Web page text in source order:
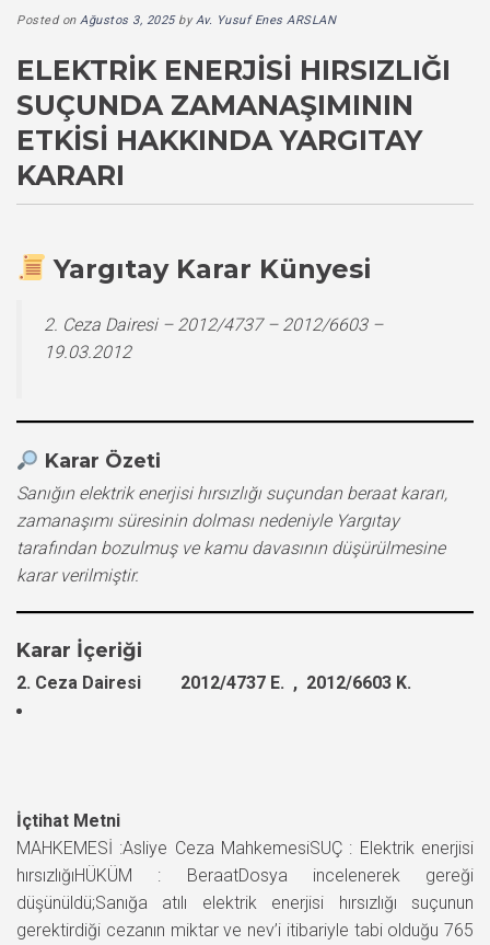
Posted on Ağustos 3, 2025byAv. Yusuf Enes ARSLAN
ELEKTRIK ENERJISI HIRSIZLIĞI
SUÇUNDA ZAMANAŞIMININ
ETKISI HAKKINDA YARGITAY
KARARI
Yargıtay Karar Künyesi
2. Ceza Dairesi – 2012/4737 – 2012/6603 –
19.03.2012
Karar Özeti
Sanığın elektrik enerjisi hırsızlığı suçundan beraat kararı,
zamanaşımı süresinin dolması nedeniyle Yargıtay
tarafından bozulmuş ve kamu davasının düşürülmesine
karar verilmiştir.
Karar İçeriği
2. Ceza Dairesi 2012/4737 E. , 2012/6603 K.
İçtihat Metni
MAHKEMESİ :Asliye Ceza MahkemesiSUÇ : Elektrik enerjisi
hırsızlığıHÜKÜM : BeraatDosya incelenerek gereği
düşünüldü;Sanığa atılı elektrik enerjisi hırsızlığı suçunun
gerektirdiği cezanın miktar ve nev’i itibariyle tabi olduğu 765